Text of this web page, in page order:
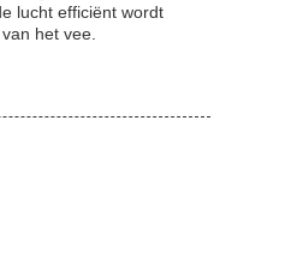
lucht efficiënt wordt
het vee.